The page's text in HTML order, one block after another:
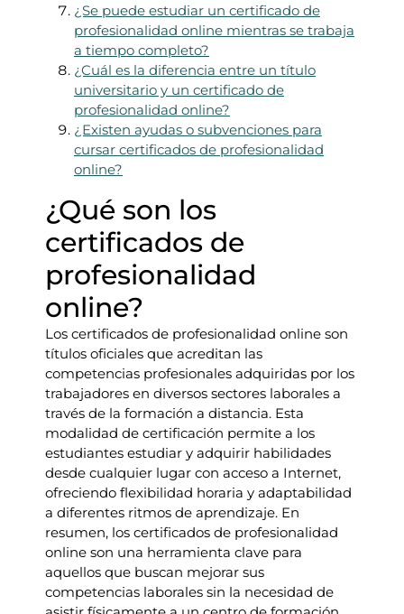
¿Se puede estudiar un certificado de
profesionalidad online mientras se trabaja
a tiempo completo?
¿Cuál es la diferencia entre un título
universitario y un certificado de
profesionalidad online?
¿Existen ayudas o subvenciones para
cursar certificados de profesionalidad
online?
¿Qué son los
certificados de
profesionalidad
online?
Los certificados de profesionalidad online son
títulos oficiales que acreditan las
competencias profesionales adquiridas por los
trabajadores en diversos sectores laborales a
través de la formación a distancia. Esta
modalidad de certificación permite a los
estudiantes estudiar y adquirir habilidades
desde cualquier lugar con acceso a Internet,
ofreciendo flexibilidad horaria y adaptabilidad
a diferentes ritmos de aprendizaje. En
resumen, los certificados de profesionalidad
online son una herramienta clave para
aquellos que buscan mejorar sus
competencias laborales sin la necesidad de